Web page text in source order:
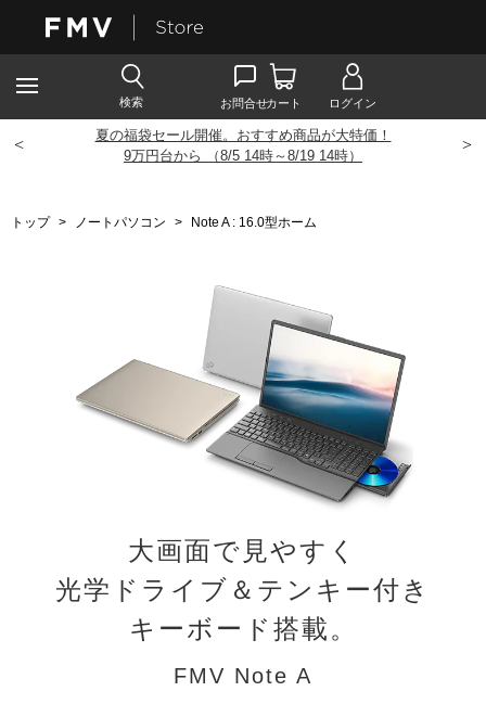
夏の福袋セール開催。おすすめ商品が大特価！
9万円台から （8/5 14時～8/19 14時）
< >
トップ > ノートパソコン > Note A : 16.0型ホーム
大画面で見やすく
光学ドライブ＆テンキー付き
キーボード搭載。
FMV Note A